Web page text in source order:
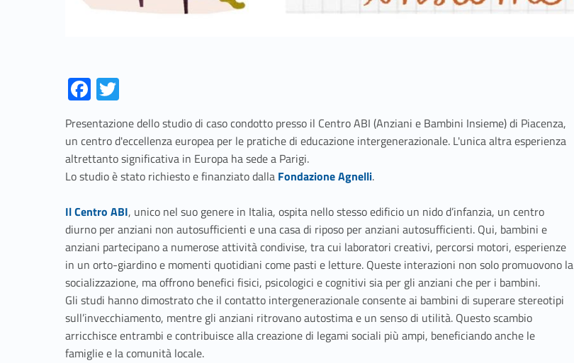
Fa
ce
b
o
o
k
w
itt
er
Presentazione dello studio di caso condotto presso il Centro ABI (Anziani e Bambini Insieme) di Piacenza,
un centro d'eccellenza europea per le pratiche di educazione intergenerazionale. L'unica altra esperienza
altrettanto significativa in Europa ha sede a Parigi.
Lo studio è stato richiesto e finanziato dalla Link identifier #identifier__99497-1
Fondazione Agnelli.
Link identifier #identifier__14769-2
Il Centro ABI, unico nel suo genere in Italia, ospita nello stesso edificio un nido d’infanzia, un centro
diurno per anziani non autosufficienti e una casa di riposo per anziani autosufficienti. Qui, bambini e
anziani partecipano a numerose attività condivise, tra cui laboratori creativi, percorsi motori, esperienze
in un orto-giardino e momenti quotidiani come pasti e letture. Queste interazioni non solo promuovono la
socializzazione, ma offrono benefici fisici, psicologici e cognitivi sia per gli anziani che per i bambini.
Gli studi hanno dimostrato che il contatto intergenerazionale consente ai bambini di superare stereotipi
sull’invecchiamento, mentre gli anziani ritrovano autostima e un senso di utilità. Questo scambio
arricchisce entrambi e contribuisce alla creazione di legami sociali più ampi, beneficiando anche le
famiglie e la comunità locale.